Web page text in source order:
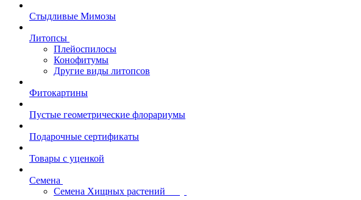
Стыдливые Мимозы
Литопсы
Плейоспилосы
Конофитумы
Другие виды литопсов
Фитокартины
Пустые геометрические флорариумы
Подарочные сертификаты
Товары с уценкой
Семена
Семена Хищных растений